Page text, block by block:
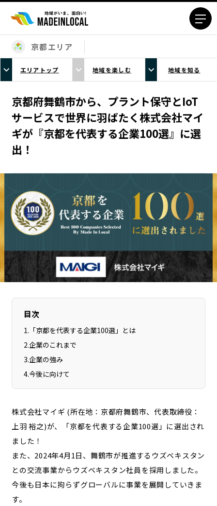
エリアから探す
北海道エリア
青森エリア
岩手エリア
宮城エリア
秋田エリア
山形エリア
福島エリア
茨城エリア
栃木エリア
群馬エリア
埼玉エリア
富山エリア
石川エリア
福井エリア
山梨エリア
長野エリア
岐阜エリア
三重エリア
滋賀エリア
京都エリア
大阪市エリア
奈良エリア
鳥取エリア
島根エリア
岡山エリア
山口エリア
香川エリア
佐賀エリア
長崎エリア
熊本エリア
大分エリア
宮崎エリア
沖縄エリア
京都エリア
エリアトップ 地域を楽しむ 地域を知る
京都府舞鶴市から、プラント保守とIoT
サービスで世界に羽ばたく株式会社マイ
ギが『京都を代表する企業100選』に選
出！
目次
1. 「京都を代表する企業100選」とは
2.企業のこれまで
3.企業の強み
4.今後に向けて
株式会社マイギ (所在地：京都府舞鶴市、代表取締役：
上羽 裕之)が、「京都を代表する企業100選」に選出され
ました！
また、2024年4月1日、舞鶴市が推進するウズベキスタン
との交流事業からウズベキスタン社員を採用しました。
今後も日本に拘らずグローバルに事業を展開していきま
す。